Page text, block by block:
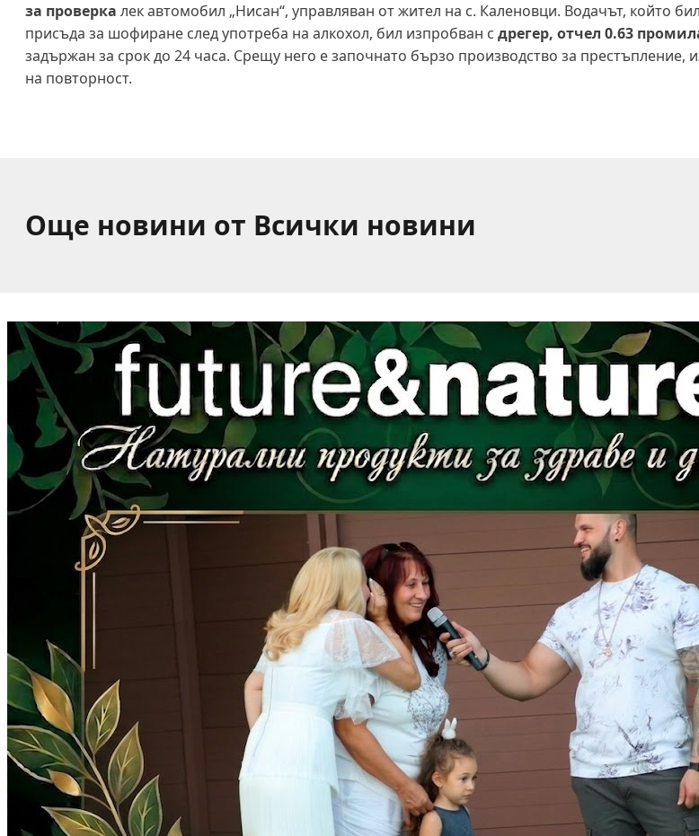
за проверка лек автомобил „Нисан“, управляван от жител на с. Каленовци. Водачът, който
присъда за шофиране след употреба на алкохол, бил изпробван с дрегер, отчел 0.63
задържан за срок до 24 часа. Срещу него е започнато бързо производство за престъпление,
на повторност.
Още новини от Всички новини